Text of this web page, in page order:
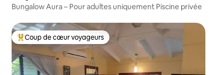
Bungalow Aura – Pour adultes uniquement Piscine privée
Coups de cœur voyageurs les plus appréciés
Coup de cœur voyageurs